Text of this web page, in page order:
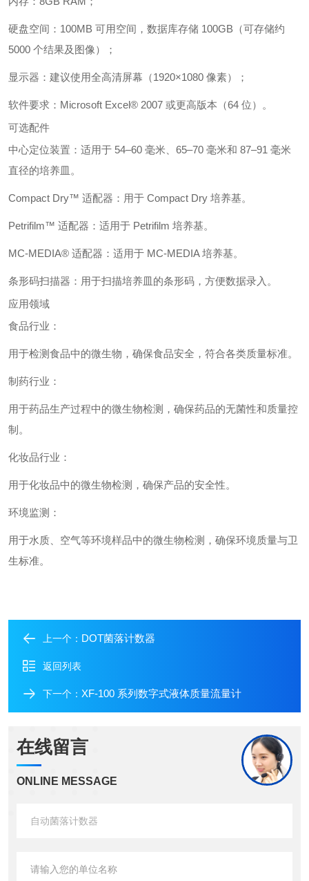
硬盘空间：100MB 可用空间，数据库存储 100GB（可存储约
5000 个结果及图像）；
显示器：建议使用全高清屏幕（1920×1080 像素）；
软件要求：Microsoft Excel® 2007 或更高版本（64 位）。
可选配件
中心定位装置：适用于 54–60 毫米、65–70 毫米和 87–91 毫米
直径的培养皿。
Compact Dry™ 适配器：用于 Compact Dry 培养基。
Petrifilm™ 适配器：适用于 Petrifilm 培养基。
MC-MEDIA® 适配器：适用于 MC-MEDIA 培养基。
条形码扫描器：用于扫描培养皿的条形码，方便数据录入。
应用领域
食品行业：
用于检测食品中的微生物，确保食品安全，符合各类质量标准。
制药行业：
用于药品生产过程中的微生物检测，确保药品的无菌性和质量控
制。
化妆品行业：
用于化妆品中的微生物检测，确保产品的安全性。
环境监测：
用于水质、空气等环境样品中的微生物检测，确保环境质量与卫
生标准。
上一个： DOT菌落计数器
返回列表
下一个： XF-100 系列数字式液体质量流量计
在线留言
ONLINE MESSAGE